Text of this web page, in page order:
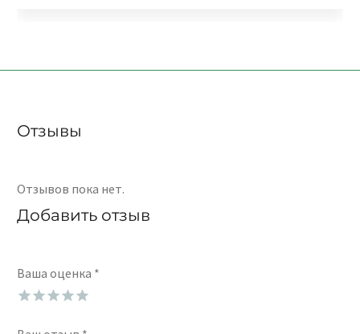
Отзывы
Отзывов пока нет.
Добавить отзыв
Ваша оценка *